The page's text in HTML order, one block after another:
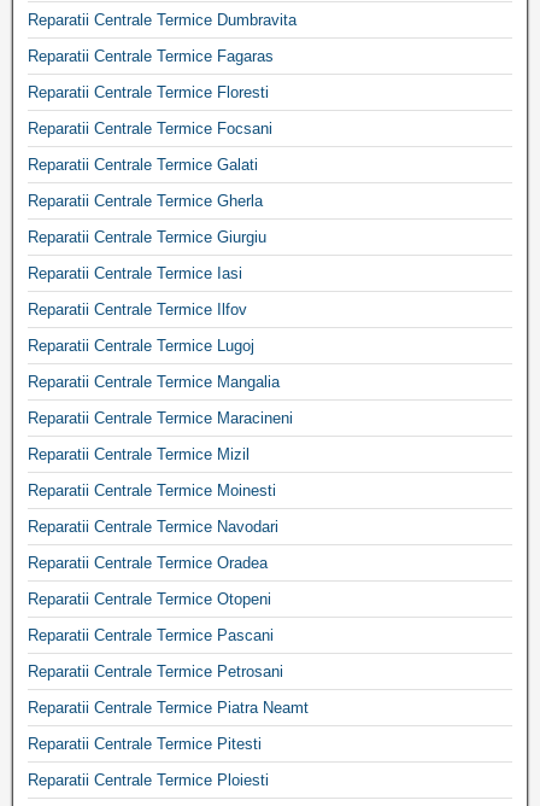
Reparatii Centrale Termice Dumbravita
Reparatii Centrale Termice Fagaras
Reparatii Centrale Termice Floresti
Reparatii Centrale Termice Focsani
Reparatii Centrale Termice Galati
Reparatii Centrale Termice Gherla
Reparatii Centrale Termice Giurgiu
Reparatii Centrale Termice Iasi
Reparatii Centrale Termice Ilfov
Reparatii Centrale Termice Lugoj
Reparatii Centrale Termice Mangalia
Reparatii Centrale Termice Maracineni
Reparatii Centrale Termice Mizil
Reparatii Centrale Termice Moinesti
Reparatii Centrale Termice Navodari
Reparatii Centrale Termice Oradea
Reparatii Centrale Termice Otopeni
Reparatii Centrale Termice Pascani
Reparatii Centrale Termice Petrosani
Reparatii Centrale Termice Piatra Neamt
Reparatii Centrale Termice Pitesti
Reparatii Centrale Termice Ploiesti